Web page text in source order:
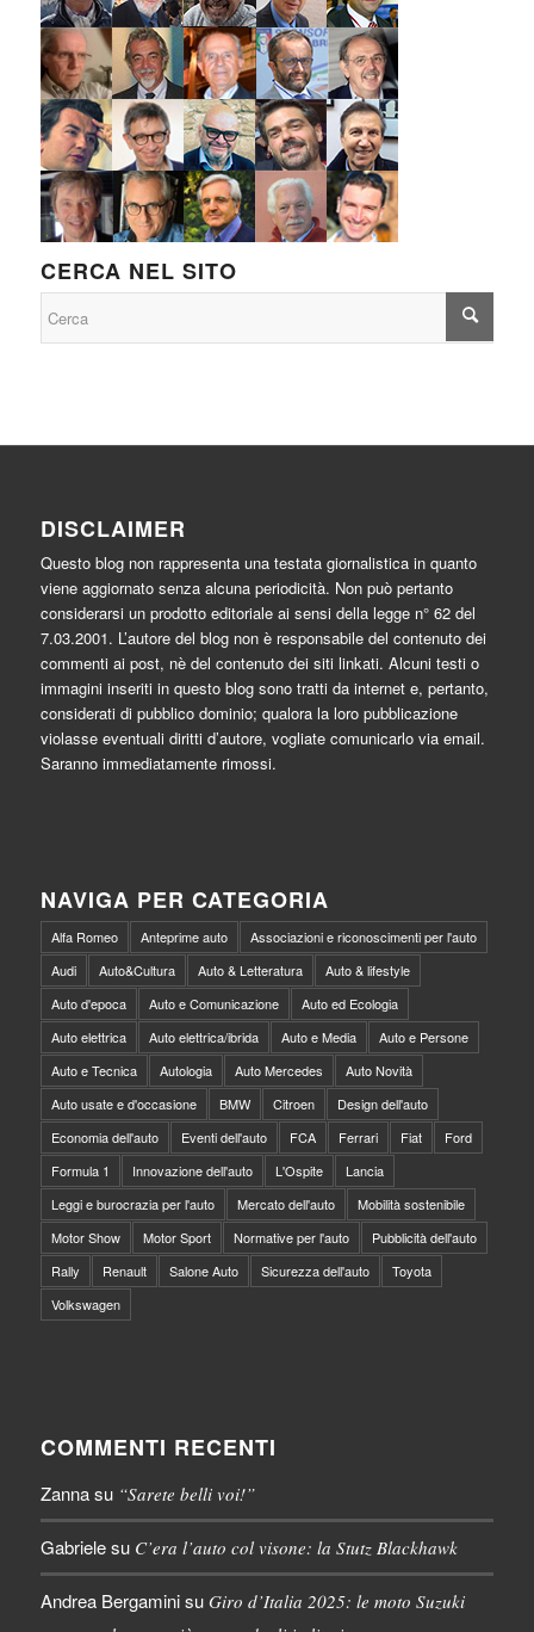
CERCA NEL SITO
DISCLAIMER
Questo blog non rappresenta una testata giornalistica in quanto
viene aggiornato senza alcuna periodicità. Non può pertanto
considerarsi un prodotto editoriale ai sensi della legge n° 62 del
7.03.2001. L’autore del blog non è responsabile del contenuto dei
commenti ai post, nè del contenuto dei siti linkati. Alcuni testi o
immagini inseriti in questo blog sono tratti da internet e, pertanto,
considerati di pubblico dominio; qualora la loro pubblicazione
violasse eventuali diritti d’autore, vogliate comunicarlo via email.
Saranno immediatamente rimossi.
NAVIGA PER CATEGORIA
Alfa Romeo Anteprime auto
Associazioni e riconoscimenti per l'auto
Audi
Auto&Cultura Auto & Letteratura
Auto & lifestyle
Auto d'epoca
Auto e Comunicazione
Auto ed Ecologia
Auto elettrica
Auto elettrica/ibrida Auto e Media
Auto e Persone
Auto e Tecnica
Autologia Auto Mercedes
Auto Novità
Auto usate e d'occasione
BMW Citroen
Design dell'auto
Economia dell'auto
Eventi dell'auto FCA Ferrari Fiat
Ford
Formula 1
Innovazione dell'auto L'Ospite
Lancia
Leggi e burocrazia per l'auto
Mercato dell'auto
Mobilità sostenibile
Motor Show
Motor Sport Normative per l'auto
Pubblicità dell'auto
Rally
Renault Salone Auto Sicurezza dell'auto
Toyota
Volkswagen
COMMENTI RECENTI
Zannasu “Sarete belli voi!”
Gabrielesu C’era l’auto col visone: la Stutz Blackhawk
Andrea Bergaminisu Giro d’Italia 2025: le moto Suzuki